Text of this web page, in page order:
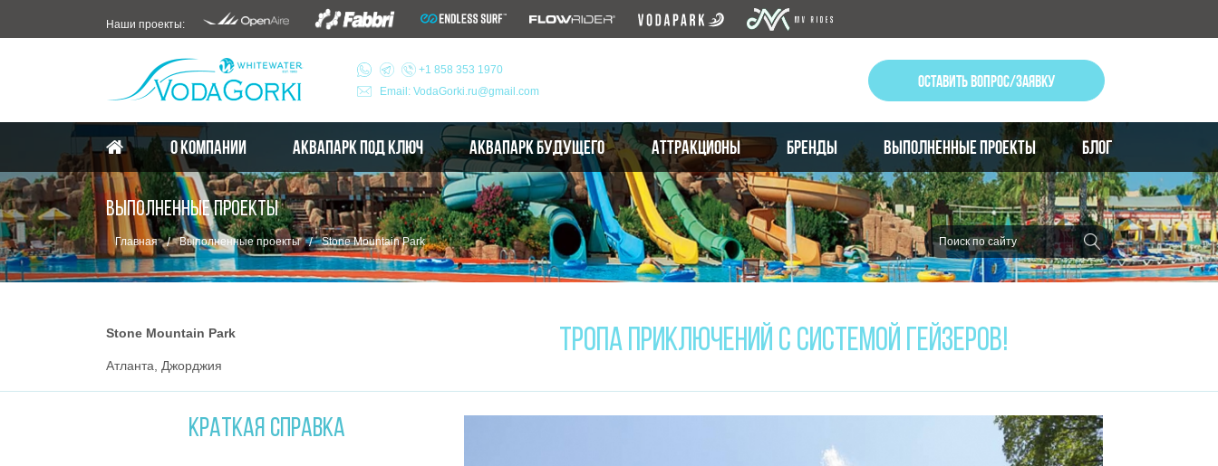
Наши проекты:
+1 858 353 1970
Email: VodaGorki.ru@gmail.com
ОСТАВИТЬ ВОПРОС/ЗАЯВКУ
О КОМПАНИИ АКВАПАРК ПОД КЛЮЧ АКВАПАРК БУДУЩЕГО АТТРАКЦИОНЫ БРЕНДЫ ВЫПОЛНЕННЫЕ ПРОЕКТЫ БЛОГ
ВЫПОЛНЕННЫЕ ПРОЕКТЫ
Главная / Выполненные проекты / Stone Mountain Park
Stone Mountain Park
Атланта, Джорджия
ТРОПА ПРИКЛЮЧЕНИЙ С СИСТЕМОЙ ГЕЙЗЕРОВ!
КРАТКАЯ СПРАВКА